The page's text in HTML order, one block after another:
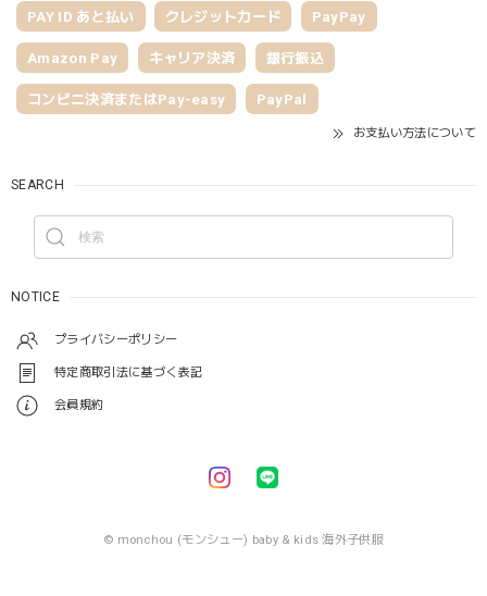
PAY ID あと払い クレジットカード PayPay
Amazon Pay キャリア決済 銀行振込
コンビニ決済またはPay-easy PayPal
お支払い方法について
SEARCH
NOTICE
プライバシーポリシー
特定商取引法に基づく表記
会員規約
© monchou (モンシュー) baby & kids 海外子供服